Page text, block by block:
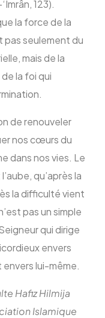
123).
la force de la
pas seulement du
mais de la
la foi qui
de renouveler
nos cœurs du
dans nos vies. Le
qu’après la
la difficulté vient
pas un simple
qui dirige
envers
envers lui-même.
Hafiz Hilmija
Islamique